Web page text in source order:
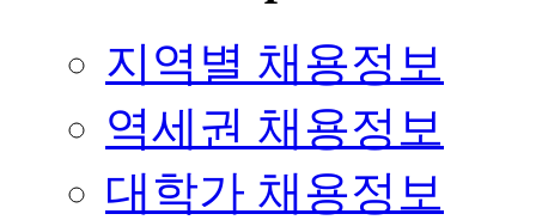
지역별 채용정보
역세권 채용정보
대학가 채용정보